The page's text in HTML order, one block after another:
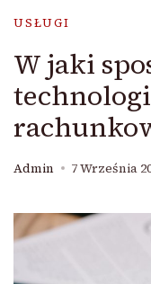
USŁUGI
W jaki
Admin 7 Września